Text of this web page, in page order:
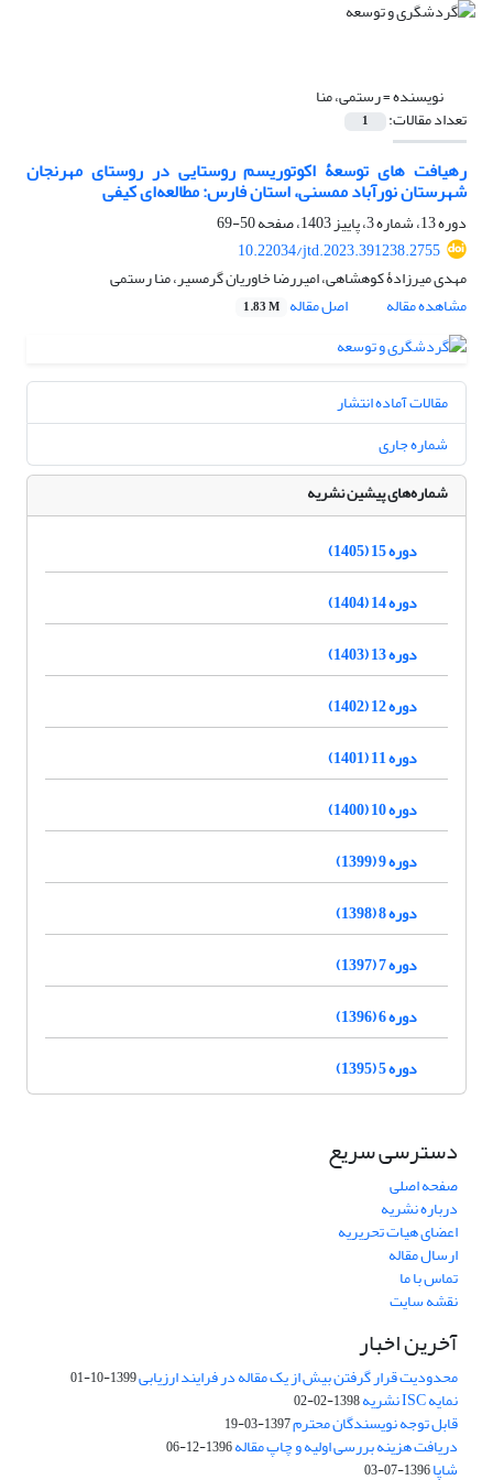
نویسنده =رستمی، منا
تعداد مقالات: 1
رهیافت‏ های توسعۀ اکوتوریسم روستایی در روستای مهرنجان
شهرستان نورآباد ممسنی، استان فارس: مطالعه‌ای کیفی
دوره 13، شماره 3، پاییز 1403، صفحه
50-69
10.22034/jtd.2023.391238.2755
مهدی میرزادۀ کوهشاهی، امیررضا خاوریان گرمسیر، منا رستمی
مشاهده مقاله
اصل مقاله 1.83 M
مقالات آماده انتشار
شماره جاری
شماره‌های پیشین نشریه
دوره 15 (1405)
دوره 14 (1404)
دوره 13 (1403)
دوره 12 (1402)
دوره 11 (1401)
دوره 10 (1400)
دوره 9 (1399)
دوره 8 (1398)
دوره 7 (1397)
دوره 6 (1396)
دوره 5 (1395)
دسترسی سریع
صفحه اصلی
درباره نشریه
اعضای هیات تحریریه
ارسال مقاله
تماس با ما
نقشه سایت
آخرین اخبار
محدودیت قرار گرفتن بیش از یک مقاله در فرایند ارزیابی1399-10-01
نمایه ISC نشریه 1398-02-02
قابل توجه نویسندگان محترم1397-03-19
دریافت هزینه بررسی اولیه و چاپ مقاله1396-12-06
شاپا1396-07-03